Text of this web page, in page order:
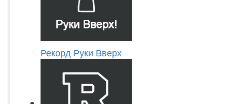
Рекорд Руки Вверх